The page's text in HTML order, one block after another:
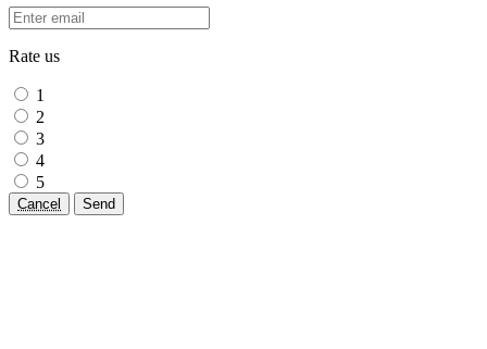
Rate us
1
2
3
4
5
Cancel Send